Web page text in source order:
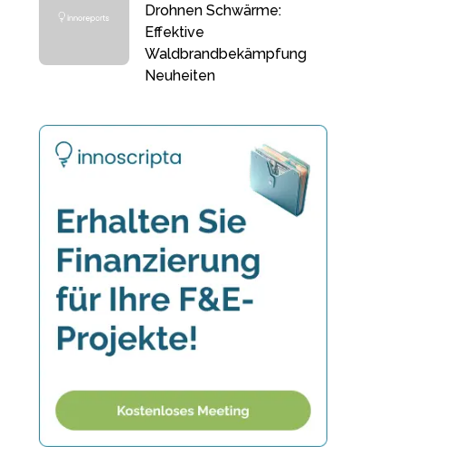
Drohnen Schwärme:
Effektive
Waldbrandbekämpfung
Neuheiten